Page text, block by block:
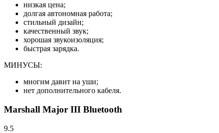
низкая цена;
долгая автономная работа;
стильный дизайн;
качественный звук;
хорошая звукоизоляция;
быстрая зарядка.
МИНУСЫ:
многим давит на уши;
нет дополнительного кабеля.
Marshall Major III Bluetooth
9.5